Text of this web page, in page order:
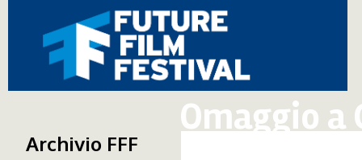
Omaggio a
Archivio FFF